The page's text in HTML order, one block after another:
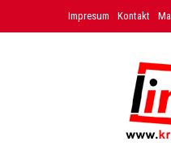
Impresum Kontakt